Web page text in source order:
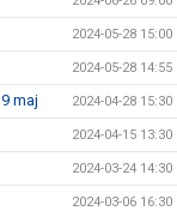
2024-05-28 15:00
2024-05-28 14:55
maj 2024-04-28 15:30
2024-04-15 13:30
2024-03-24 14:30
2024-03-06 16:30